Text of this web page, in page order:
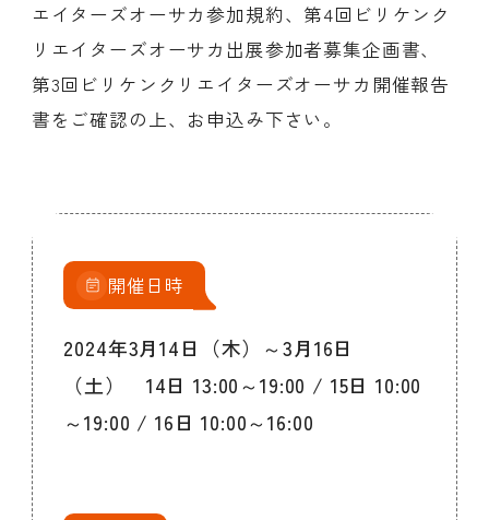
エイターズオーサカ参加規約、第4回ビリケンク
リエイターズオーサカ出展参加者募集企画書、
第3回ビリケンクリエイターズオーサカ開催報告
書をご確認の上、お申込み下さい。
開催日時
2024年3月14日（木）～3月16日
（土） 14日 13:00～19:00 / 15日 10:00
～19:00 / 16日 10:00～16:00